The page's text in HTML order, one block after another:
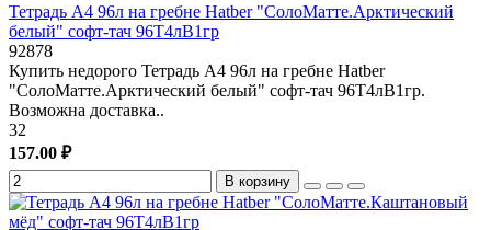
Тетрадь А4 96л на гребне Hatber "СолоМатте.Арктический
белый" софт-тач 96Т4лВ1гр
92878
Купить недорого Тетрадь А4 96л на гребне Hatber
"СолоМатте.Арктический белый" софт-тач 96Т4лВ1гр.
Возможна доставка..
32
157.00 ₽
В корзину